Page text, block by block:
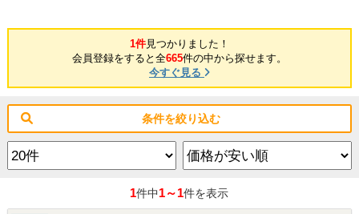
1件見つかりました！
会員登録をすると全665件の中から探せます。
今すぐ見る
条件を絞り込む
1件中1～1件を表示